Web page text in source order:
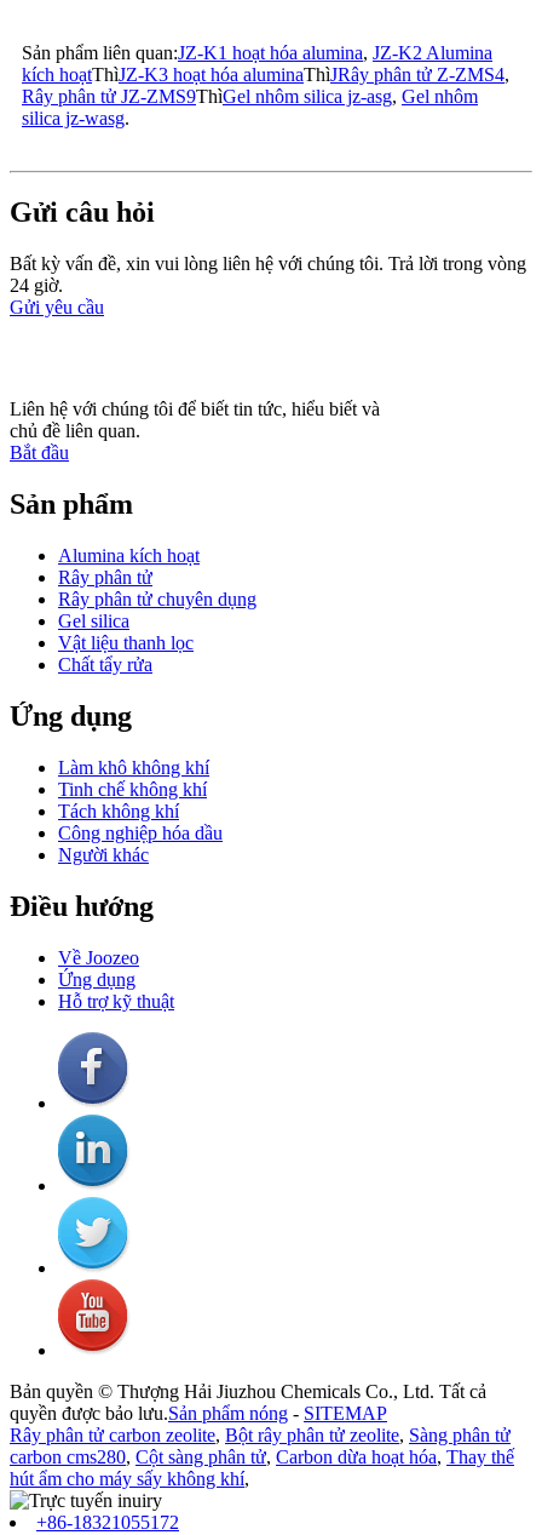
Sản phẩm liên quan:JZ-K1 hoạt hóa alumina, JZ-K2 Alumina
kích hoạtThìJZ-K3 hoạt hóa aluminaThìJRây phân tử Z-ZMS4,
Rây phân tử JZ-ZMS9ThìGel nhôm silica jz-asg, Gel nhôm
silica jz-wasg.
Gửi câu hỏi
Bất kỳ vấn đề, xin vui lòng liên hệ với chúng tôi. Trả lời trong vòng
24 giờ.
Gửi yêu cầu
Liên hệ với chúng tôi để biết tin tức, hiểu biết và
chủ đề liên quan.
Bắt đầu
Sản phẩm
Alumina kích hoạt
Rây phân tử
Rây phân tử chuyên dụng
Gel silica
Vật liệu thanh lọc
Chất tẩy rửa
Ứng dụng
Làm khô không khí
Tinh chế không khí
Tách không khí
Công nghiệp hóa dầu
Người khác
Điều hướng
Về Joozeo
Ứng dụng
Hỗ trợ kỹ thuật
Bản quyền © Thượng Hải Jiuzhou Chemicals Co., Ltd. Tất cả
quyền được bảo lưu.Sản phẩm nóng - SITEMAP
Rây phân tử carbon zeolite, Bột rây phân tử zeolite, Sàng phân tử
carbon cms280, Cột sàng phân tử, Carbon dừa hoạt hóa, Thay thế
hút ẩm cho máy sấy không khí,
+86-18321055172